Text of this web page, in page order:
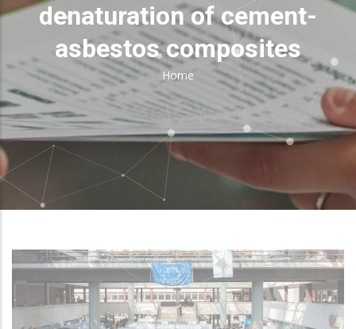
denaturation of cement-
asbestos composites
Breadcrumb
Home